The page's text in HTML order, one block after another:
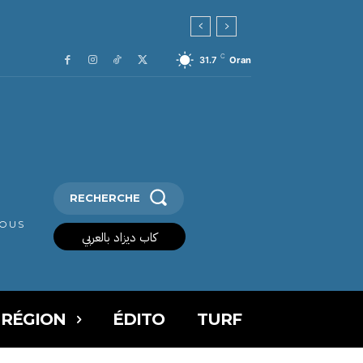
31.7 C Oran
RECHERCHE
كاب ديزاد بالعربي
ÉDITO TURF